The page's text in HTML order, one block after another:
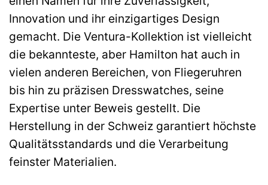
Innovation und ihr einzigartiges Design
gemacht. Die Ventura-Kollektion ist vielleicht
die bekannteste, aber Hamilton hat auch in
vielen anderen Bereichen, von Fliegeruhren
bis hin zu präzisen Dresswatches, seine
Expertise unter Beweis gestellt. Die
Herstellung in der Schweiz garantiert höchste
Qualitätsstandards und die Verarbeitung
feinster Materialien.